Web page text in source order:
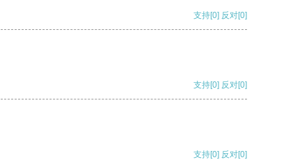
支持[0] 反对[0]
支持[0] 反对[0]
支持[0] 反对[0]